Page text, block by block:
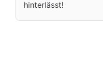
hinterlässt!